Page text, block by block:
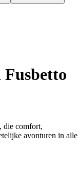
die comfort,
avonturen in alle